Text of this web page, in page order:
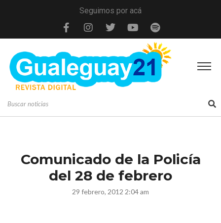
Seguimos por acá
Comunicado de la Policía
del 28 de febrero
29 febrero, 2012 2:04 am